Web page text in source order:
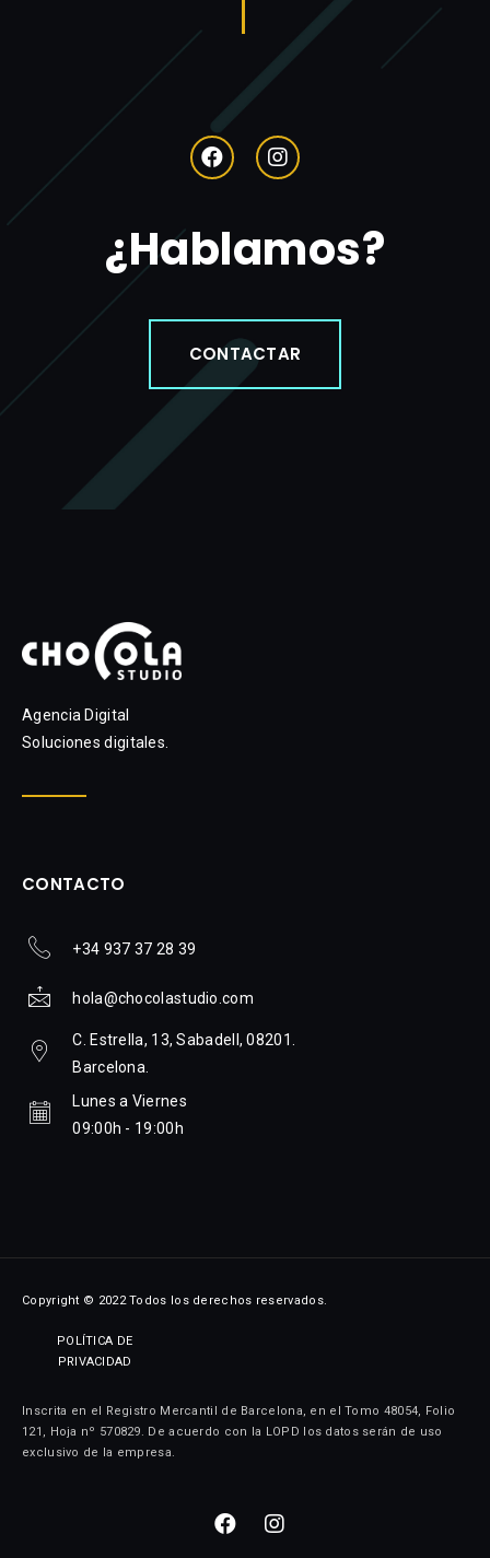
¿Hablamos?
CONTACTAR
Agencia Digital
Soluciones digitales.
CONTACTO
+34 937 37 28 39
hola@chocolastudio.com
C. Estrella, 13, Sabadell, 08201.
Barcelona.
Lunes a Viernes
09:00h - 19:00h
Copyright © 2022 Todos los derechos reservados.
POLÍTICA DE
PRIVACIDAD
Inscrita en el Registro Mercantil de Barcelona, en el Tomo 48054, Folio
121, Hoja nº 570829. De acuerdo con la LOPD los datos serán de uso
exclusivo de la empresa.